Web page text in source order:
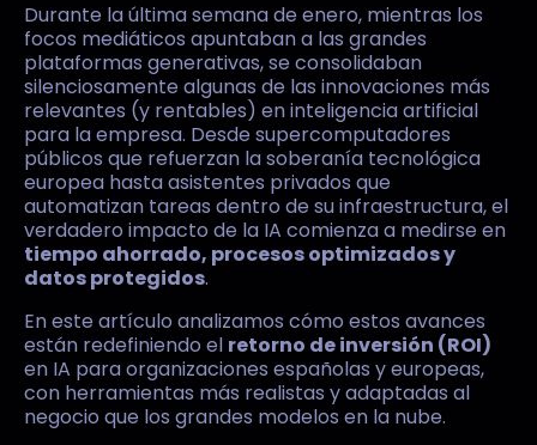
Blog
Durante la última semana de enero, mientras los
focos mediáticos apuntaban a las grandes
plataformas generativas, se consolidaban
silenciosamente algunas de las innovaciones más
relevantes (y rentables) en inteligencia artificial
para la empresa. Desde supercomputadores
públicos que refuerzan la soberanía tecnológica
europea hasta asistentes privados que
automatizan tareas dentro de su infraestructura, el
verdadero impacto de la IA comienza a medirse en
tiempo ahorrado, procesos optimizados y
datos protegidos.
En este artículo analizamos cómo estos avances
están redefiniendo el retorno de inversión (ROI)
en IA para organizaciones españolas y europeas,
con herramientas más realistas y adaptadas al
negocio que los grandes modelos en la nube.